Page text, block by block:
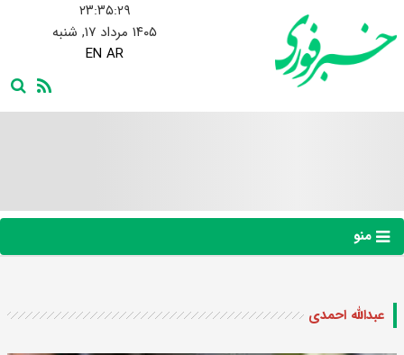
۲۳:۳۵:۳۰
۱۴۰۵ مرداد ۱۷, شنبه
EN AR
منو
عبدالله احمدی